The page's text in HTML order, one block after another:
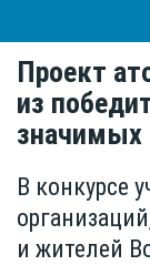
Проект
из
значимых
В конкурсе
и жителей